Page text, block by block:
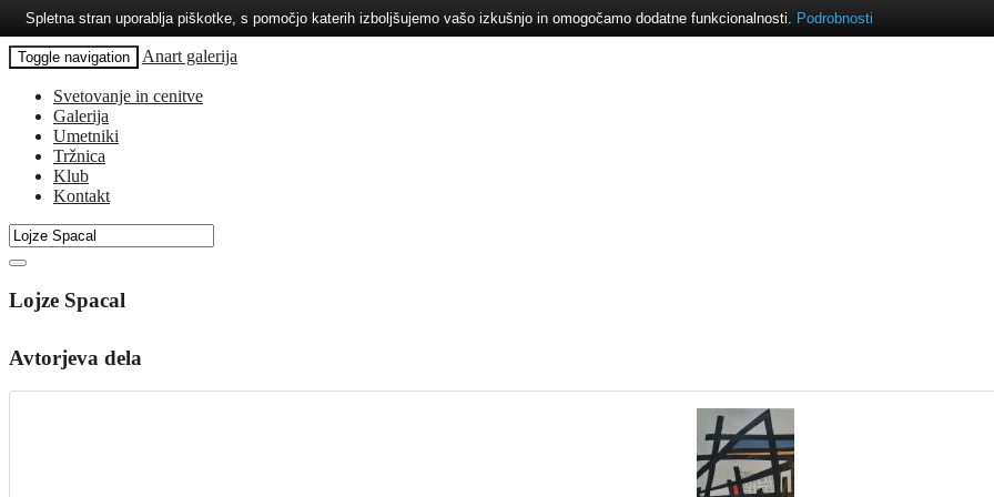
Toggle navigation Anart galerija
Svetovanje in cenitve
Galerija
Umetniki
Tržnica
Klub
Kontakt
Lojze Spacal
Avtorjeva dela
Spletna stran uporablja piškotke, s pomočjo katerih izboljšujemo vašo izkušnjo in omogočamo dodatne funkcionalnosti. Podrobnosti